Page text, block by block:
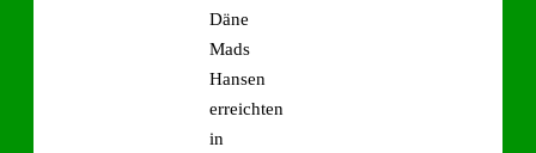
Däne
Mads
Hansen
erreichten
in